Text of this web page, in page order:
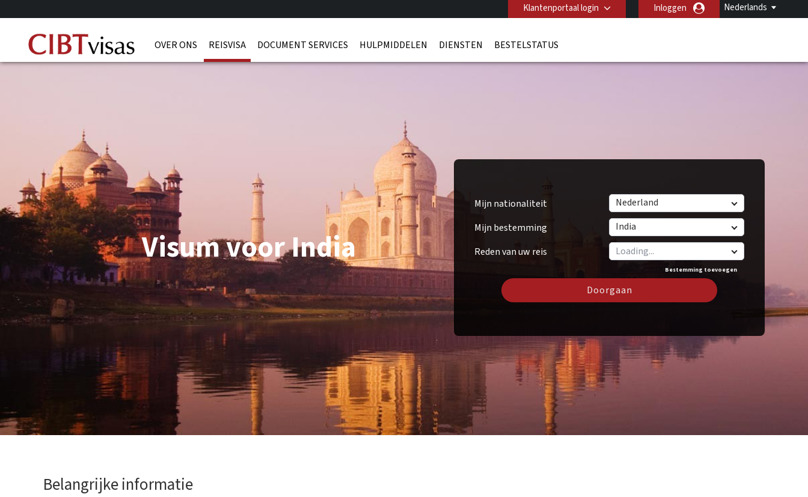
Nederlands
Klantenportaal login Inloggen
OVER ONS REISVISA DOCUMENT SERVICES HULPMIDDELEN DIENSTEN BESTELSTATUS
Mijn nationaliteit
Nederland
Mijn bestemming
India
Reden van uw reis
Bestemming toevoegen
Doorgaan
Visum voor India
Belangrijke informatie